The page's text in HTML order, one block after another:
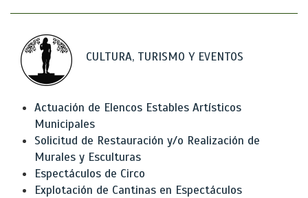
CULTURA, TURISMO Y EVENTOS
Actuación de Elencos Estables Artísticos
Municipales
Solicitud de Restauración y/o Realización de
Murales y Esculturas
Espectáculos de Circo
Explotación de Cantinas en Espectáculos